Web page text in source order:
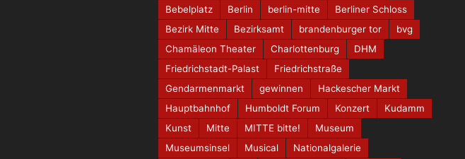
Bebelplatz
Berlin berlin-mitte
Berliner Schloss
Bezirk Mitte
Bezirksamt brandenburger tor
bvg
Chamäleon Theater
Charlottenburg
DHM
Friedrichstadt-Palast
Friedrichstraße
Gendarmenmarkt
gewinnen
Hackescher Markt
Hauptbahnhof
Humboldt Forum Konzert
Kudamm
Kunst
Mitte MITTE bitte!
Museum
Museumsinsel
Musical
Nationalgalerie